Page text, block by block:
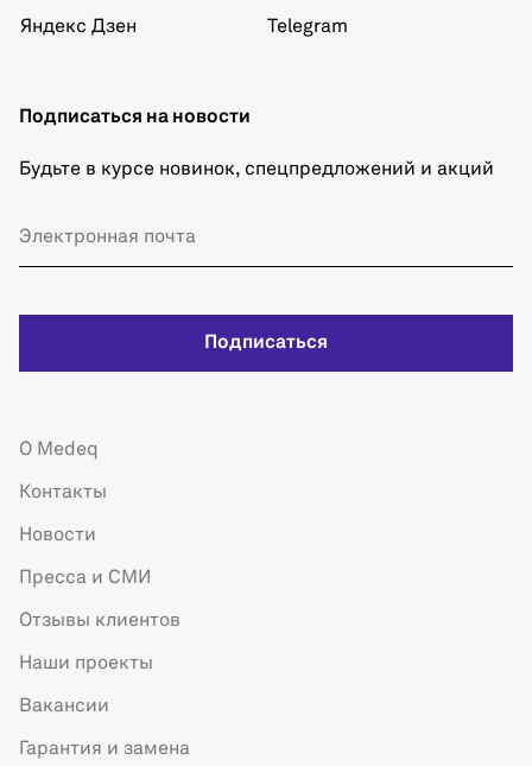
Яндекс Дзен
Telegram
Подписаться на новости
Будьте в курсе новинок, спецпредложений и акций
Подписаться
О Medeq
Контакты
Новости
Пресса и СМИ
Отзывы клиентов
Наши проекты
Вакансии
Гарантия и замена